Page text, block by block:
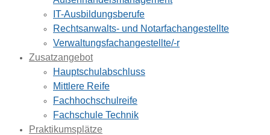
IT-Ausbildungsberufe
Rechtsanwalts- und Notarfachangestellte
Verwaltungsfachangestellte/-r
Zusatzangebot
Hauptschulabschluss
Mittlere Reife
Fachhochschulreife
Fachschule Technik
Praktikumsplätze